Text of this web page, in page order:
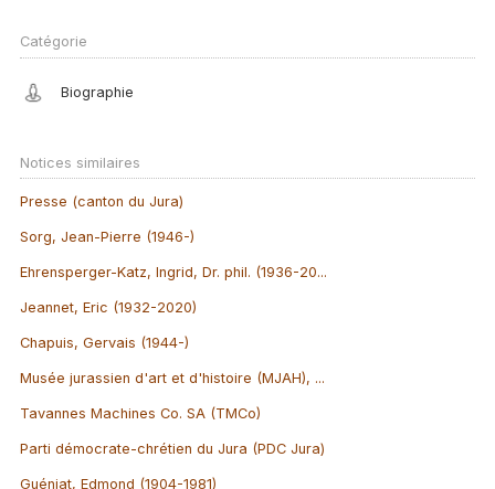
Catégorie
Biographie
Notices similaires
Presse (canton du Jura)
Sorg, Jean-Pierre (1946-)
Ehrensperger-Katz, Ingrid, Dr. phil. (1936-20...
Jeannet, Eric (1932-2020)
Chapuis, Gervais (1944-)
Musée jurassien d'art et d'histoire (MJAH), ...
Tavannes Machines Co. SA (TMCo)
Parti démocrate-chrétien du Jura (PDC Jura)
Guéniat, Edmond (1904-1981)